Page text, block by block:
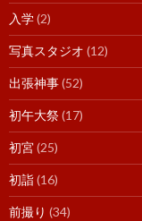
入学(2)
写真スタジオ (12)
出張神事(52)
初午大祭(17)
初宮(25)
初詣(16)
前撮り (34)